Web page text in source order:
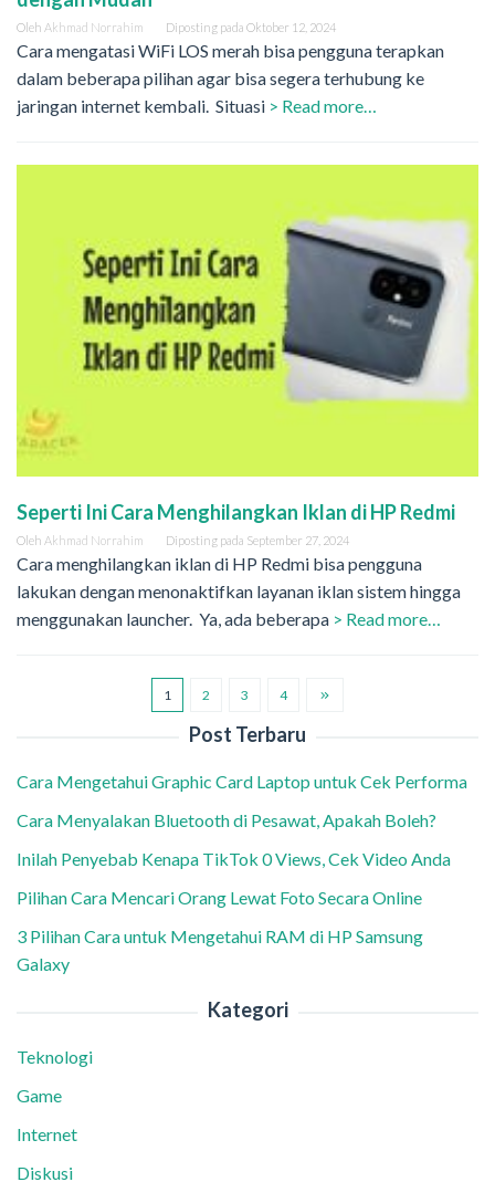
Oleh Akhmad Norrahim Diposting pada Oktober 12, 2024
Cara mengatasi WiFi LOS merah bisa pengguna terapkan
dalam beberapa pilihan agar bisa segera terhubung ke
jaringan internet kembali. Situasi > Read more…
Seperti Ini Cara Menghilangkan Iklan di HP Redmi
Oleh Akhmad Norrahim Diposting pada September 27, 2024
Cara menghilangkan iklan di HP Redmi bisa pengguna
lakukan dengan menonaktifkan layanan iklan sistem hingga
menggunakan launcher. Ya, ada beberapa > Read more…
1 2 3 4
Post Terbaru
Cara Mengetahui Graphic Card Laptop untuk Cek Performa
Cara Menyalakan Bluetooth di Pesawat, Apakah Boleh?
Inilah Penyebab Kenapa TikTok 0 Views, Cek Video Anda
Pilihan Cara Mencari Orang Lewat Foto Secara Online
3 Pilihan Cara untuk Mengetahui RAM di HP Samsung
Galaxy
Kategori
Teknologi
Game
Internet
Diskusi